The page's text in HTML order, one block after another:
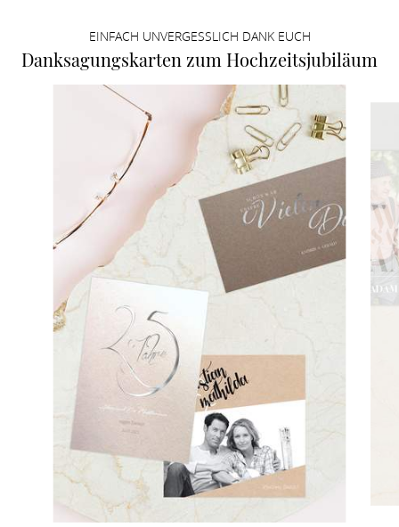
EINFACH UNVERGESSLICH DANK EUCH
Danksagungskarten zum Hochzeitsjubiläum